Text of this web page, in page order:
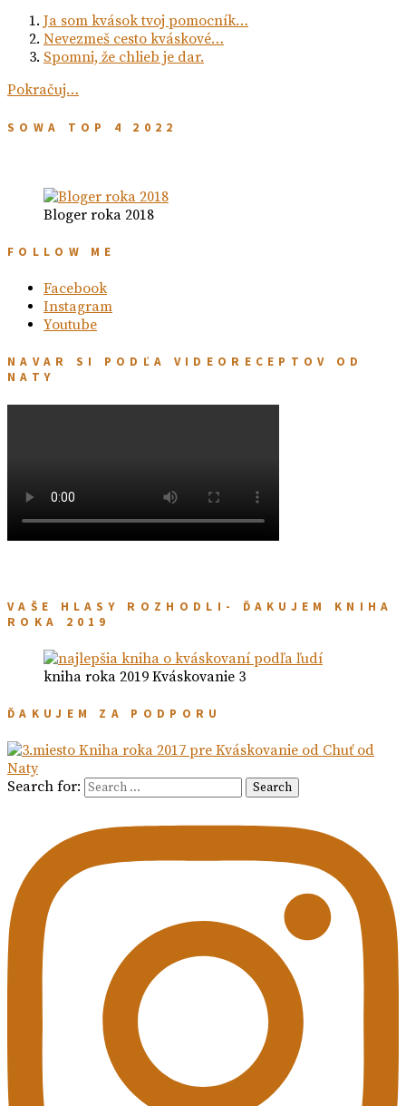
Ja som kvások tvoj pomocník…
Nevezmeš cesto kváskové…
Spomni, že chlieb je dar.
Pokračuj…
SOWA TOP 4 2022
Bloger roka 2018
FOLLOW ME
Facebook
Instagram
Youtube
NAVAR SI PODĽA VIDEORECEPTOV OD
NATY
VAŠE HLASY ROZHODLI- ĎAKUJEM KNIHA
ROKA 2019
kniha roka 2019 Kváskovanie 3
ĎAKUJEM ZA PODPORU
Search for: Search